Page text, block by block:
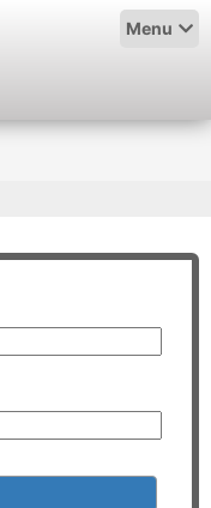
Menu